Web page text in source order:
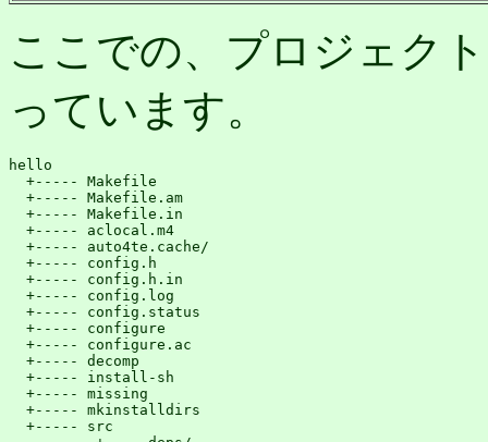
ここでの、プロジェク
っています。
hello
  +----- Makefile
  +----- Makefile.am
  +----- Makefile.in
  +----- aclocal.m4
  +----- auto4te.cache/
  +----- config.h
  +----- config.h.in
  +----- config.log
  +----- config.status
  +----- configure
  +----- configure.ac
  +----- decomp
  +----- install-sh
  +----- missing
  +----- mkinstalldirs
  +----- src